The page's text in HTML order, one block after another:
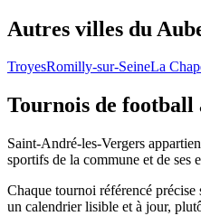
Autres villes du
TroyesRomilly-sur-SeineLa
Tournois de football
Saint-André-les-Vergers
sportifs de la commune et de ses
Chaque tournoi référencé
un calendrier lisible et à jour,